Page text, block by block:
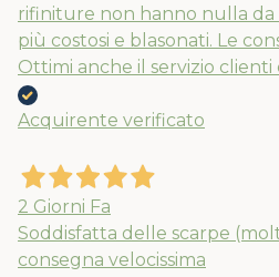
rifiniture non hanno nulla da
più costosi e blasonati. Le
Ottimi anche il servizio clienti
Acquirente verificato
2 Giorni Fa
Soddisfatta delle scarpe
consegna velocissima